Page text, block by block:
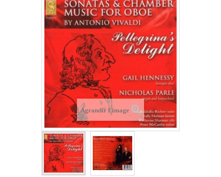
Agrandir l'image